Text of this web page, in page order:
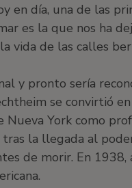
en día, una de las
es la que nos ha
vida de las calles
y pronto sería
se convirtió
York como
la llegada al
de morir. En